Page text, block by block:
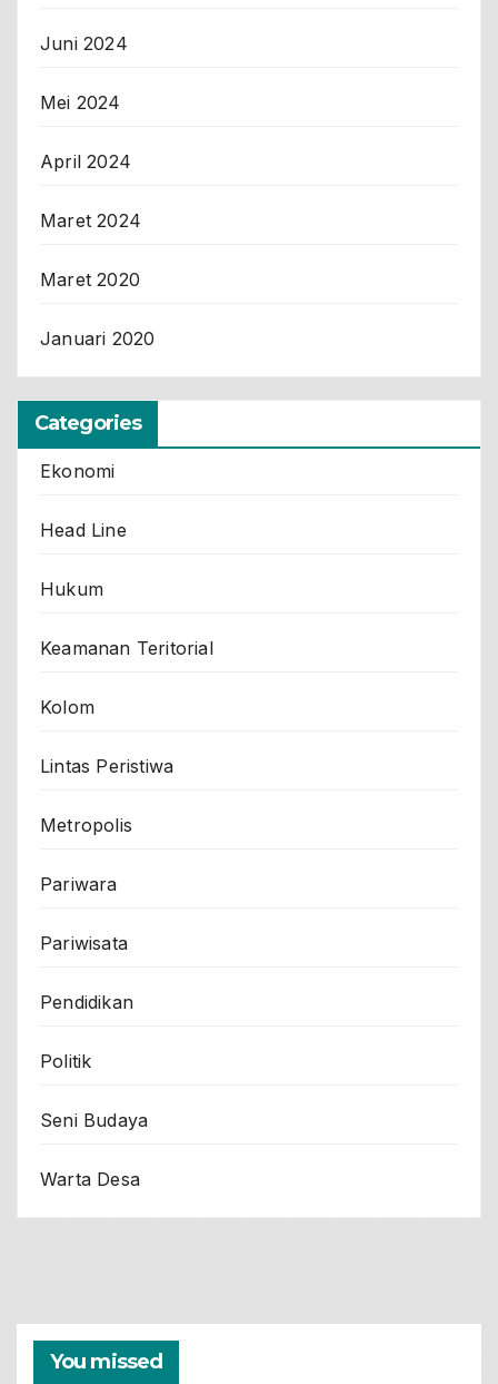
Juni 2024
Mei 2024
April 2024
Maret 2024
Maret 2020
Januari 2020
Categories
Ekonomi
Head Line
Hukum
Keamanan Teritorial
Kolom
Lintas Peristiwa
Metropolis
Pariwara
Pariwisata
Pendidikan
Politik
Seni Budaya
Warta Desa
You missed